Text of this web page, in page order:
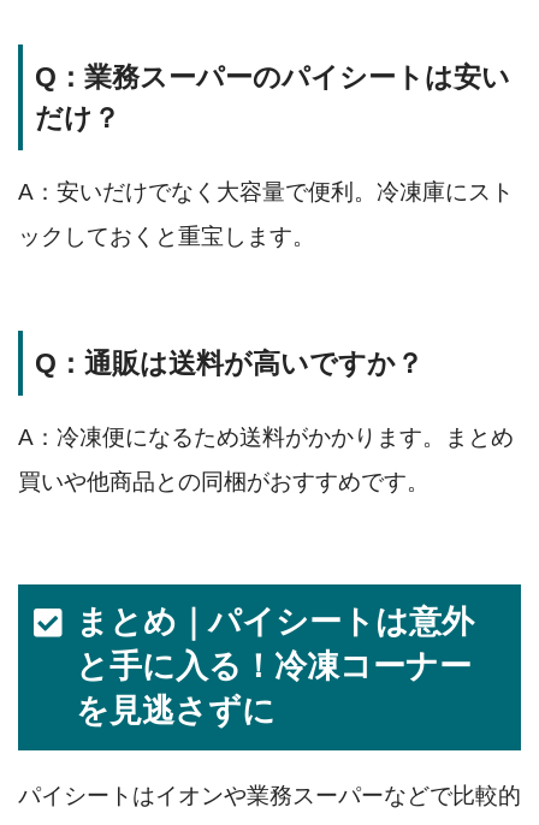
Q：業務スーパーのパイシートは安い
だけ？
A：安いだけでなく大容量で便利。冷凍庫にスト
ックしておくと重宝します。
Q：通販は送料が高いですか？
A：冷凍便になるため送料がかかります。まとめ
買いや他商品との同梱がおすすめです。
まとめ｜パイシートは意外
と手に入る！冷凍コーナー
を見逃さずに
パイシートはイオンや業務スーパーなどで比較的